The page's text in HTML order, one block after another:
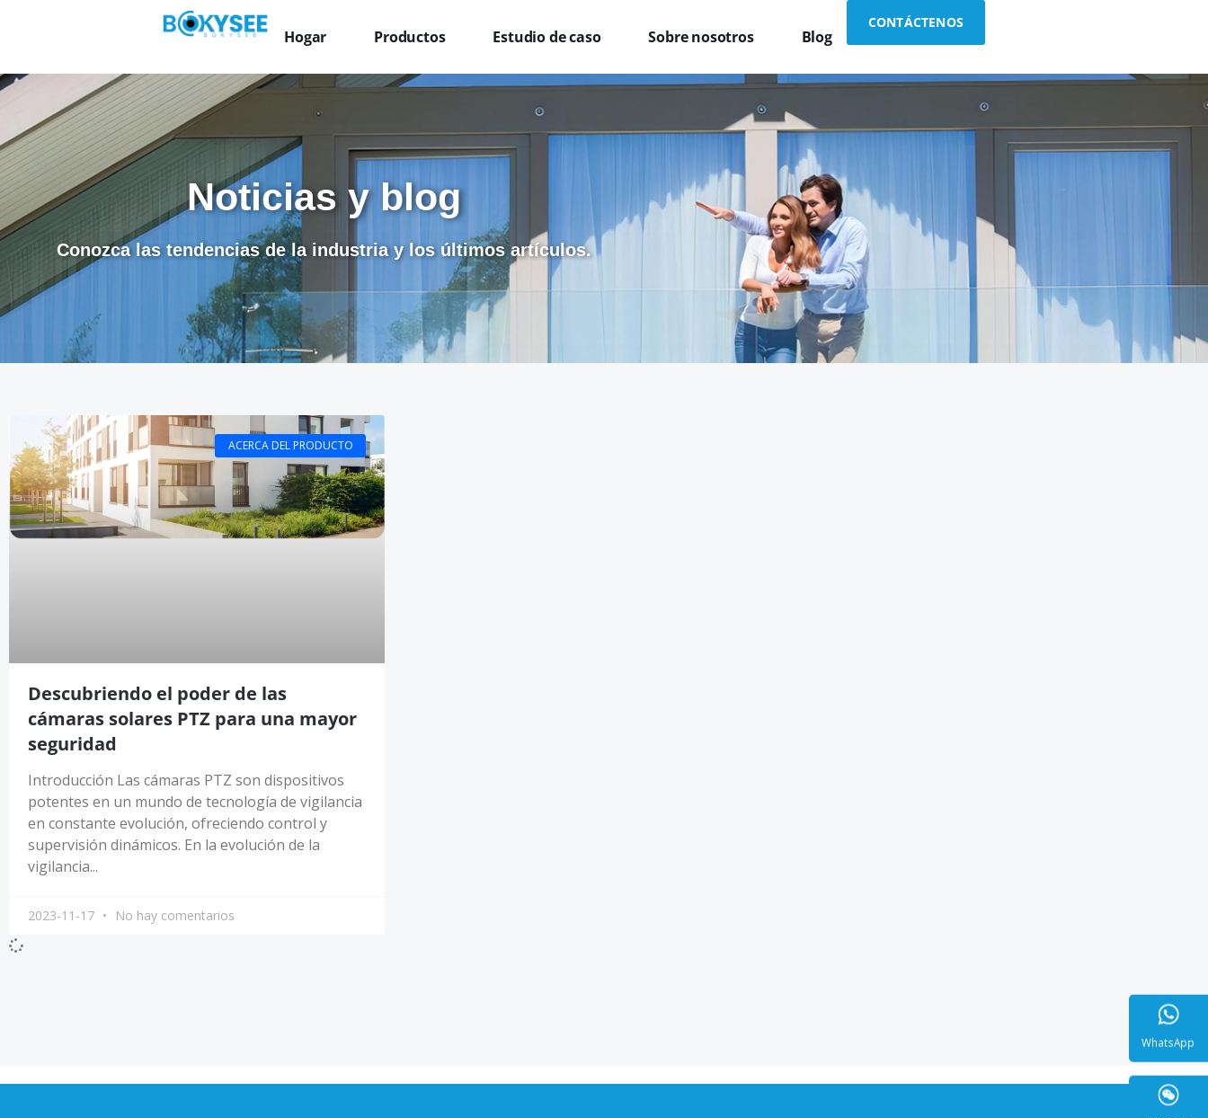
Hogar Productos Estudio de caso Sobre nosotros Blog
CONTÁCTENOS
Noticias y blog
Conozca las tendencias de la industria y los últimos artículos.
ACERCA DEL PRODUCTO
Descubriendo el poder de las
cámaras solares PTZ para una mayor
seguridad
Introducción Las cámaras PTZ son dispositivos
potentes en un mundo de tecnología de vigilancia
en constante evolución, ofreciendo control y
supervisión dinámicos. En la evolución de la
vigilancia...
2023-11-17 No hay comentarios